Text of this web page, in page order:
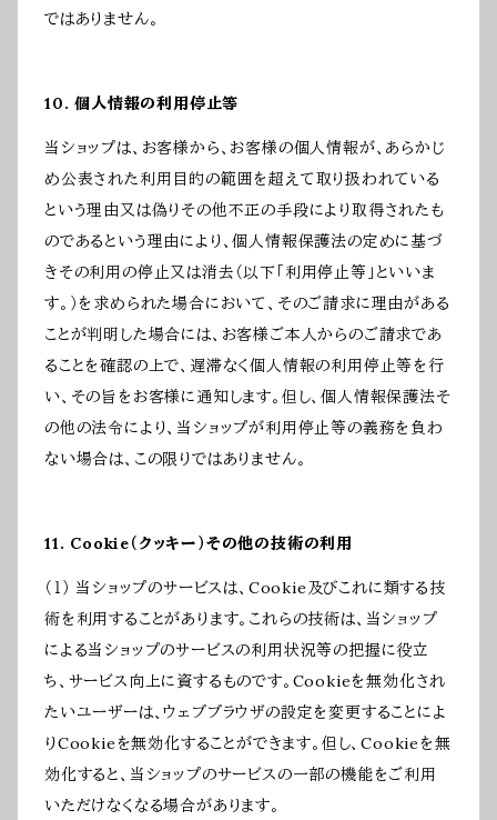
ではありません。
10. 個人情報の利用停止等
当ショップは、お客様から、お客様の個人情報が、あらかじ
め公表された利用目的の範囲を超えて取り扱われている
という理由又は偽りその他不正の手段により取得されたも
のであるという理由により、個人情報保護法の定めに基づ
きその利用の停止又は消去（以下「利用停止等」といいま
す。）を求められた場合において、そのご請求に理由がある
ことが判明した場合には、お客様ご本人からのご請求であ
ることを確認の上で、遅滞なく個人情報の利用停止等を行
い、その旨をお客様に通知します。但し、個人情報保護法そ
の他の法令により、当ショップが利用停止等の義務を負わ
ない場合は、この限りではありません。
11. Cookie（クッキー）その他の技術の利用
（１） 当ショップのサービスは、Cookie及びこれに類する技
術を利用することがあります。これらの技術は、当ショップ
による当ショップのサービスの利用状況等の把握に役立
ち、サービス向上に資するものです。Cookieを無効化され
たいユーザーは、ウェブブラウザの設定を変更することによ
りCookieを無効化することができます。但し、Cookieを無
効化すると、当ショップのサービスの一部の機能をご利用
いただけなくなる場合があります。